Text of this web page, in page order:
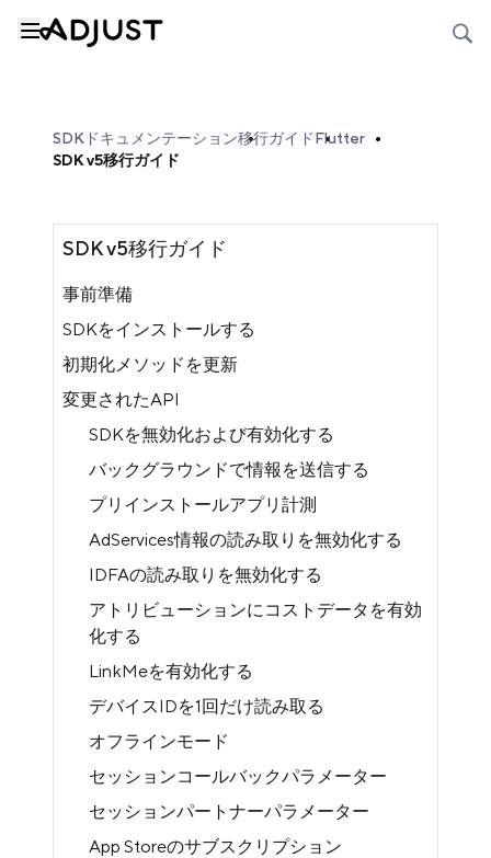
SDKドキュメンテーション移行ガイドFlutter
SDK v5移行ガイド
SDK v5移行ガイド
事前準備
SDKをインストールする
初期化メソッドを更新
変更されたAPI
SDKを無効化および有効化する
バックグラウンドで情報を送信する
プリインストールアプリ計測
AdServices情報の読み取りを無効化する
IDFAの読み取りを無効化する
アトリビューションにコストデータを有効
化する
LinkMeを有効化する
デバイスIDを1回だけ読み取る
オフラインモード
セッションコールバックパラメーター
セッションパートナーパラメーター
App Storeのサブスクリプション